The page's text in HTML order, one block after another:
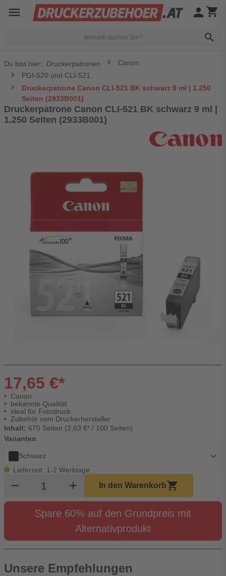
menu
search
person shopping_cart
Du bist hier: Druckerpatronen
Canon
PGI-520 und CLI-521
Druckerpatrone Canon CLI-521 BK schwarz 9 ml | 1.250
Seiten (2933B001)
Druckerpatrone Canon CLI-521 BK schwarz 9 ml |
1.250 Seiten (2933B001)
17,65 €*
Canon
bekannte Qualität
ideal für Fotodruck
Zubehör vom Druckerhersteller
Inhalt: 670 Seiten (2,63 €* / 100 Seiten)
Varianten
Schwarz
Lieferzeit: 1-2 Werktage
remove Produkt Warenkorb Menge
add In den Warenkorbshopping_cart
Spare 60% auf den Grundpreis mit
Alternativprodukt
Unsere Empfehlungen